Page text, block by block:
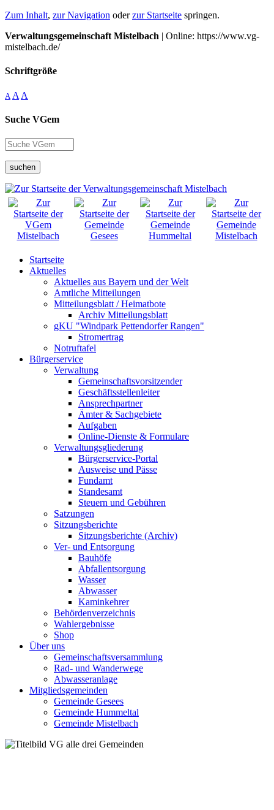
Zum Inhalt, zur Navigation oderzur Startseite springen.
Verwaltungsgemeinschaft Mistelbach | Online: https://www.vg-
mistelbach.de/
Schriftgröße
A A A
Suche VGem
suchen
Startseite
Aktuelles
Aktuelles aus Bayern und der Welt
Amtliche Mitteilungen
Mitteilungsblatt / Heimatbote
Archiv Mitteilungsblatt
gKU "Windpark Pettendorfer Rangen"
Stromertrag
Notruftafel
Bürgerservice
Verwaltung
Gemeinschaftsvorsitzender
Geschäftsstellenleiter
Ansprechpartner
Ämter & Sachgebiete
Aufgaben
Online-Dienste & Formulare
Verwaltungsgliederung
Bürgerservice-Portal
Ausweise und Pässe
Fundamt
Standesamt
Steuern und Gebühren
Satzungen
Sitzungsberichte
Sitzungsberichte (Archiv)
Ver- und Entsorgung
Bauhöfe
Abfallentsorgung
Wasser
Abwasser
Kaminkehrer
Behördenverzeichnis
Wahlergebnisse
Shop
Über uns
Gemeinschaftsversammlung
Rad- und Wanderwege
Abwasseranlage
Mitgliedsgemeinden
Gemeinde Gesees
Gemeinde Hummeltal
Gemeinde Mistelbach